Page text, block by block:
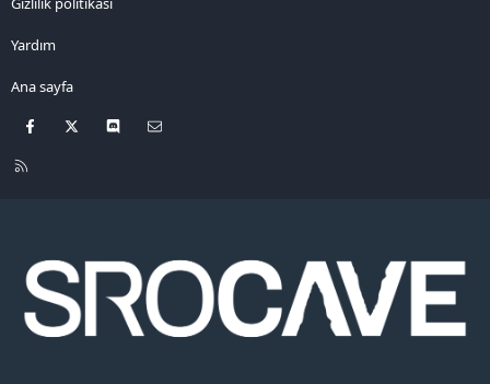
Yardım
Ana sayfa
Facebook Discord
R